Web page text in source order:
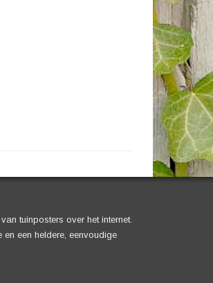
tuinposters over het internet.
een heldere, eenvoudige